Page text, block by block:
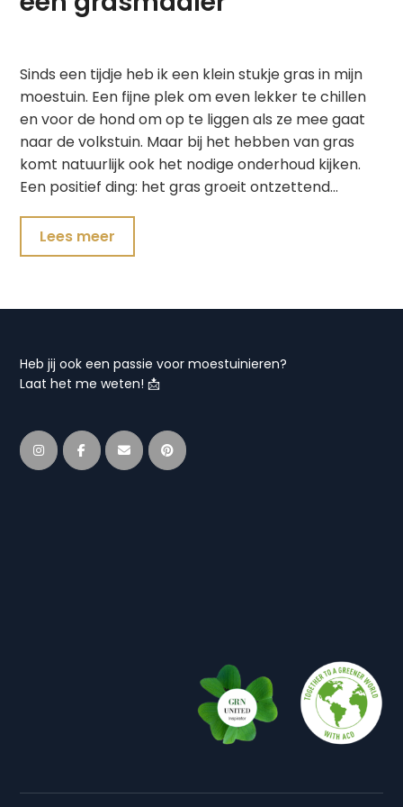
Sinds een tijdje heb ik een klein stukje gras in mijn
moestuin. Een fijne plek om even lekker te chillen
en voor de hond om op te liggen als ze mee gaat
naar de volkstuin. Maar bij het hebben van gras
komt natuurlijk ook het nodige onderhoud kijken.
Een positief ding: het gras groeit ontzettend…
Lees meer
Heb jij ook een passie voor moestuinieren?
Laat het me weten! 📩